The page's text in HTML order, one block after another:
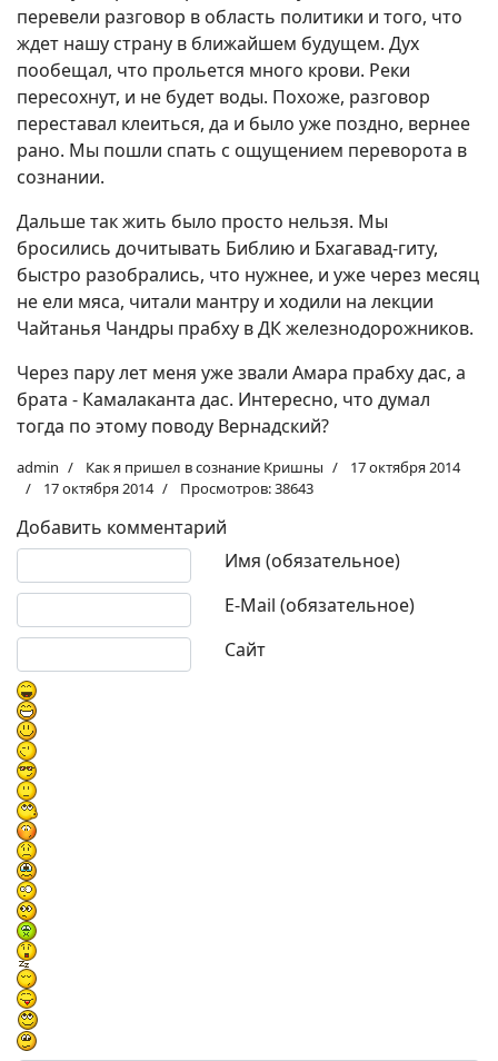
перевели разговор в область политики и того, что
ждет нашу страну в ближайшем будущем. Дух
пообещал, что прольется много крови. Реки
пересохнут, и не будет воды. Похоже, разговор
переставал клеиться, да и было уже поздно, вернее
рано. Мы пошли спать с ощущением переворота в
сознании.
Дальше так жить было просто нельзя. Мы
бросились дочитывать Библию и Бхагавад-гиту,
быстро разобрались, что нужнее, и уже через месяц
не ели мяса, читали мантру и ходили на лекции
Чайтанья Чандры прабху в ДК железнодорожников.
Через пару лет меня уже звали Амара прабху дас, а
брата - Камалаканта дас. Интересно, что думал
тогда по этому поводу Вернадский?
admin Как я пришел в сознание Кришны
17 октября 2014
17 октября 2014
Просмотров: 38643
Добавить комментарий
Имя (обязательное)
E-Mail (обязательное)
Сайт
Текст комментария